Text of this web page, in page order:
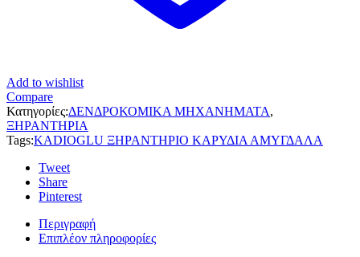
Add to wishlist
Compare
Κατηγορίες:ΔΕΝΔΡΟΚΟΜΙΚΑ ΜΗΧΑΝΗΜΑΤΑ,
ΞΗΡΑΝΤΗΡΙΑ
Tags:KADIOGLU ΞΗΡΑΝΤΗΡΙΟ ΚΑΡΥΔΙΑ ΑΜΥΓΔΑΛΑ
Tweet
Share
Pinterest
Περιγραφή
Επιπλέον πληροφορίες